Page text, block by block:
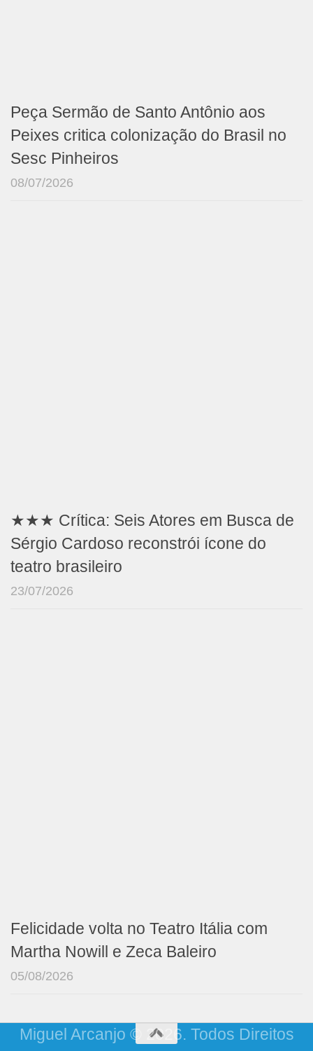
Peça Sermão de Santo Antônio aos
Peixes critica colonização do Brasil no
Sesc Pinheiros
08/07/2026
★★★ Crítica: Seis Atores em Busca de
Sérgio Cardoso reconstrói ícone do
teatro brasileiro
23/07/2026
Felicidade volta no Teatro Itália com
Martha Nowill e Zeca Baleiro
05/08/2026
Miguel Arcanjo © 2026. Todos Direitos